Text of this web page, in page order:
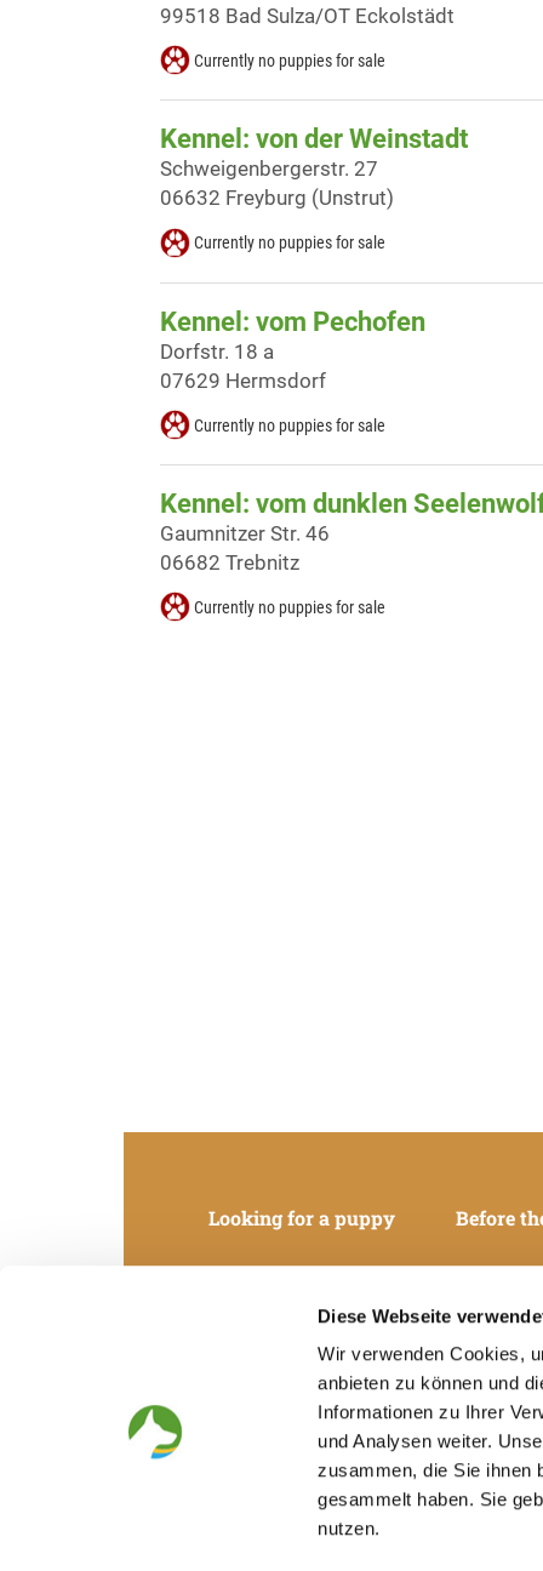
Diese Webseite
Wir verwenden Cookies,
anbieten zu können und
Informationen zu Ihrer
und Analysen weiter.
zusammen, die Sie ihnen
gesammelt haben. Sie
nutzen.
99518 Bad Sulza/OT Eckolstädt
Currently no puppies for sale
Kennel: von der Weinstadt
Schweigenbergerstr. 27
06632 Freyburg (Unstrut)
Currently no puppies for sale
Kennel: vom Pechofen
Dorfstr. 18 a
07629 Hermsdorf
Currently no puppies for sale
Kennel: vom dunklen
Gaumnitzer Str. 46
06682 Trebnitz
Currently no puppies for sale
Looking for a puppy Before